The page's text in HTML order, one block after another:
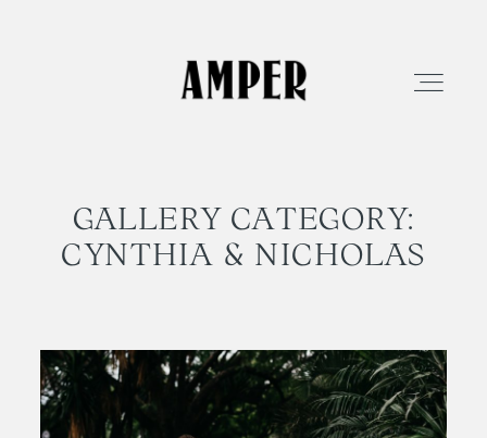
EXPERIENCIA
FILMS
RESERVA TU FECHA
GALLERY CATEGORY:
CYNTHIA & NICHOLAS